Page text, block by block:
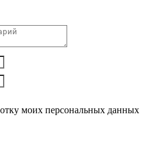
моих персональных данных